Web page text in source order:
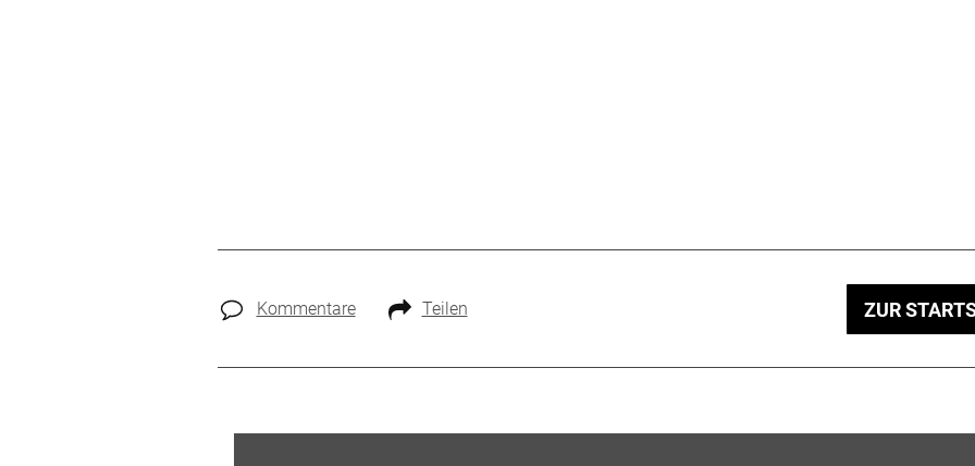
Kommentare Teilen ZUR